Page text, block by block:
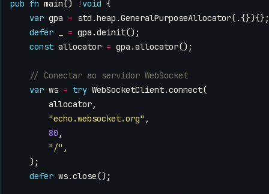
pub fn main() ! void {
var gpa = std .heap .GeneralPurposeAllocator(.{}){};
defer
= gpa .deinit();
const allocator = gpa .allocator();
var ws = try WebSocketClient.connect(
allocator,
"echo.websocket.org" ,
80 ,
"/" ,
);
defer ws.close();